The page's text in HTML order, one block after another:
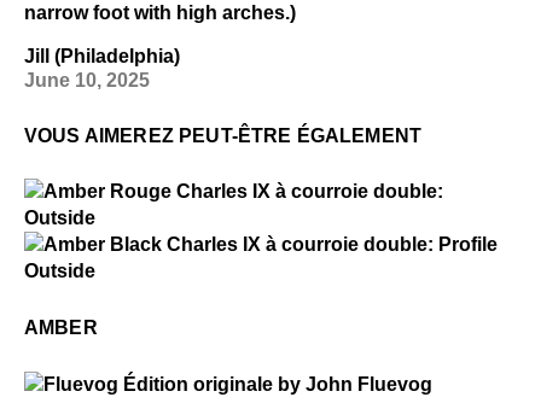
narrow foot with high arches.)
Jill (Philadelphia)
June 10, 2025
VOUS AIMEREZ PEUT-ÊTRE ÉGALEMENT
Amber
AMBER